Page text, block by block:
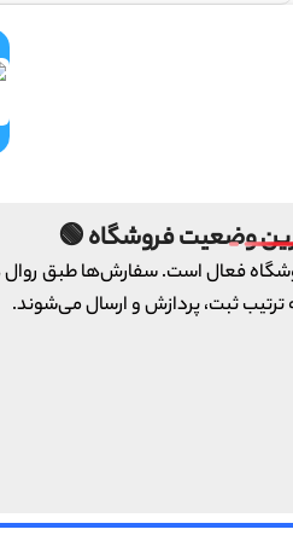
وضعیت فروشگاه 🟢
فعال است. سفارش‌ها طبق
ترتیب ثبت، پردازش و ارسال می‌شوند.